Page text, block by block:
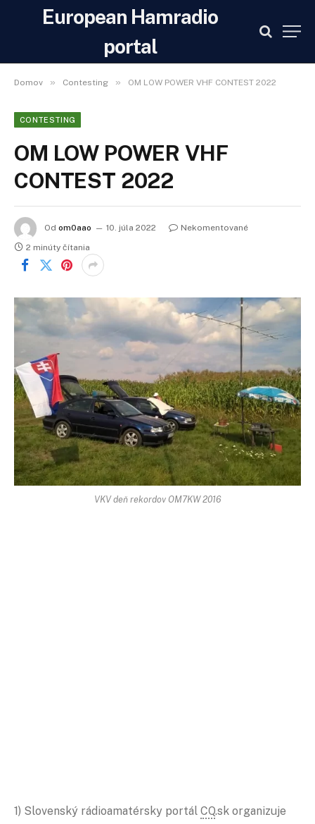
European Hamradio
portal
Domov » Contesting » OM LOW POWER VHF CONTEST 2022
CONTESTING
OM LOW POWER VHF
CONTEST 2022
Od om0aao 10. júla 2022
Nekomentované
2 minúty čítania
VKV deň rekordov OM7KW 2016
1) Slovenský rádioamatérsky portál CQ.sk organizuje